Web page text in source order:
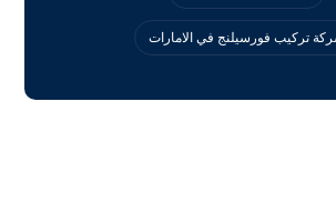
تركيب فورسيلنج في الامارات